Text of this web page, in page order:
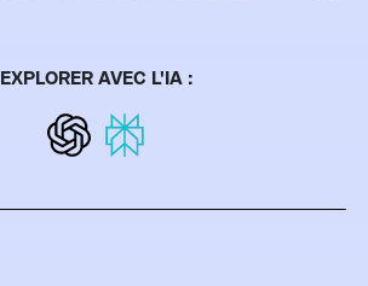
EXPLORER AVEC L'IA :